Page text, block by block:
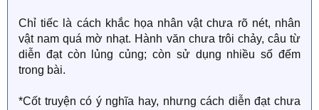
Chỉ tiếc là cách khắc họa nhân vật chưa rõ nét, nhân
vật nam quá mờ nhạt. Hành văn chưa trôi chảy, câu từ
diễn đạt còn lủng củng; còn sử dụng nhiều số đếm
trong bài.
*Cốt truyện có ý nghĩa hay, nhưng cách diễn đạt chưa